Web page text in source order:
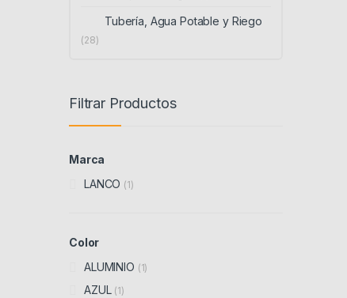
Tubería, Agua Potable y Riego
(28)
Filtrar Productos
Marca
LANCO (1)
Color
ALUMINIO (1)
AZUL (1)